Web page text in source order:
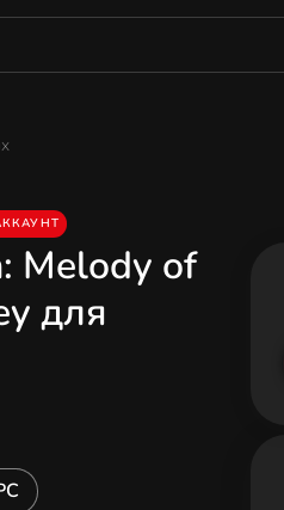
Melody of
для